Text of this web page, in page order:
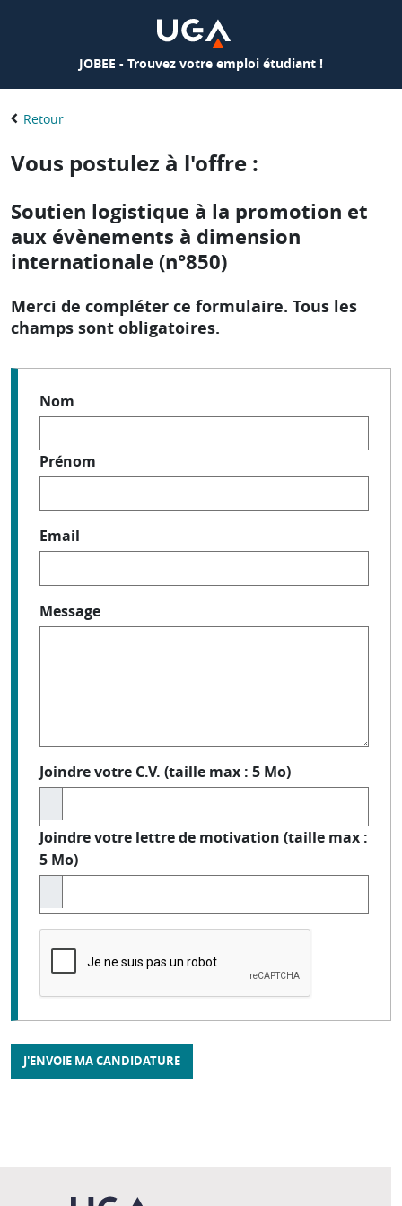
JOBEE - Trouvez votre emploi étudiant !
Retour
Vous postulez à l'offre :
Soutien logistique à la promotion et
aux évènements à dimension
internationale (n°850)
Merci de compléter ce formulaire. Tous les
champs sont obligatoires.
Nom
Prénom
Email
Message
Joindre votre C.V. (taille max : 5 Mo)
Joindre votre lettre de motivation (taille max :
5 Mo)